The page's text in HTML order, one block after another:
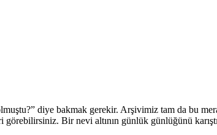
diye bakmak gerekir. Arşivimiz tam da bu
görebilirsiniz. Bir nevi altının günlük günlüğünü